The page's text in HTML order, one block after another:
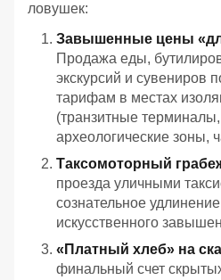
ловушек:
Завышенные цены
Продажа еды,
экскурсий и сувениров
тарифам в местах
(транзитные
археологические зоны,
Таксомоторный
проезда уличными
сознательное
искусственного
«Платный хлеб» на
финальный счет